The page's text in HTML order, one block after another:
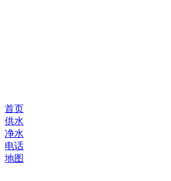
首页
供水
净水
电话
地图